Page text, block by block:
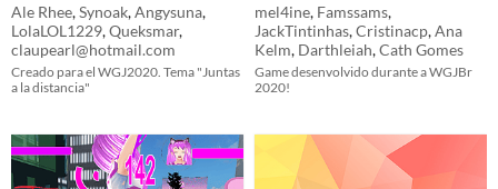
Ale Rhee,Synoak,Angysuna,
LolaLOL1229,Queksmar,
claupearl@hotmail.com
Creado para el WGJ2020. Tema "Juntas
a la distancia"
mel4ine, Famssams,
JackTintinhas,Cristinacp,Ana
Kelm, Darthleiah,Cath Gomes
Game desenvolvido durante a WGJBr
2020!